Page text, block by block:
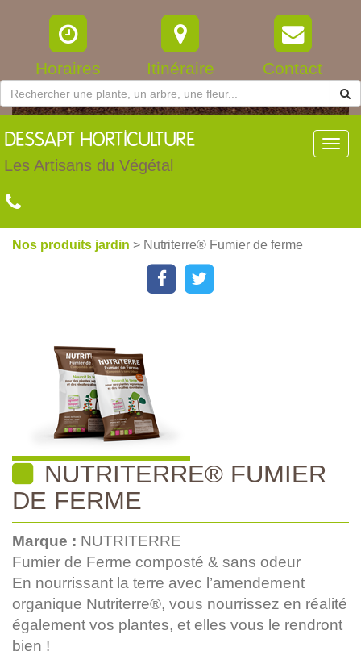
Horaires Itinéraire Contact
DESSAPT HORTICULTURE
Les Artisans du Végétal
Nos produits jardin > Nutriterre® Fumier de ferme
NUTRITERRE® FUMIER
DE FERME
Marque : NUTRITERRE
Fumier de Ferme composté & sans odeur
En nourrissant la terre avec l’amendement
organique Nutriterre®, vous nourrissez en réalité
également vos plantes, et elles vous le rendront
bien !